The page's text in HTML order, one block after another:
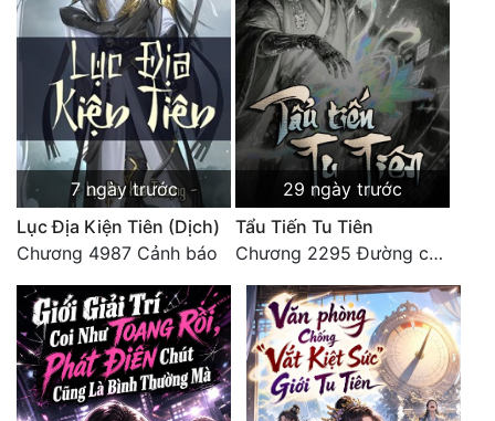
7 ngày trước
Lục Địa Kiện Tiên (Dịch)
Chương 4987 Cảnh báo
29 ngày trước
Tẩu Tiến Tu Tiên
Chương 2295 Đường còn rất dài đâu 【 đại kết cục 】